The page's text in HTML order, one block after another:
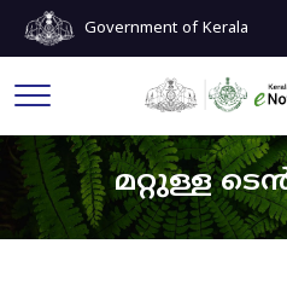
Government of Kerala
മറ്റുള്ള